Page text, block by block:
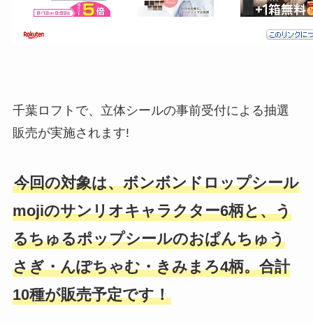
千葉ロフトで、立体シールの事前受付による抽選
販売が実施されます!
今回の対象は、ボンボンドロップシール
mojiのサンリオキャラクター6柄と、う
るちゅるポップシールのおぱんちゅう
さぎ・んぽちゃむ・きみまろ4柄。合計
10種が販売予定です！